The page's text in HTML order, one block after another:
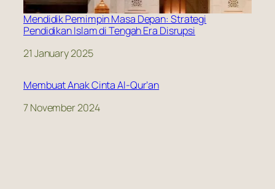
Mendidik Pemimpin Masa Depan: Strategi
Pendidikan Islam di Tengah Era Disrupsi
Date
21 January 2025
Membuat Anak Cinta Al-Qur’an
Date
7 November 2024